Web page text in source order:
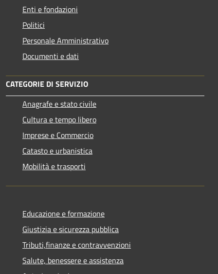
Enti e fondazioni
Politici
Personale Amministrativo
Documenti e dati
CATEGORIE DI SERVIZIO
Anagrafe e stato civile
Cultura e tempo libero
Imprese e Commercio
Catasto e urbanistica
Mobilità e trasporti
Educazione e formazione
Giustizia e sicurezza pubblica
Tributi,finanze e contravvenzioni
Salute, benessere e assistenza